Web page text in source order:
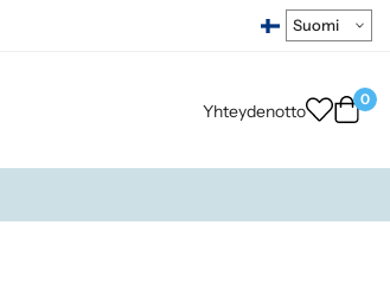
Yhteydenotto
0